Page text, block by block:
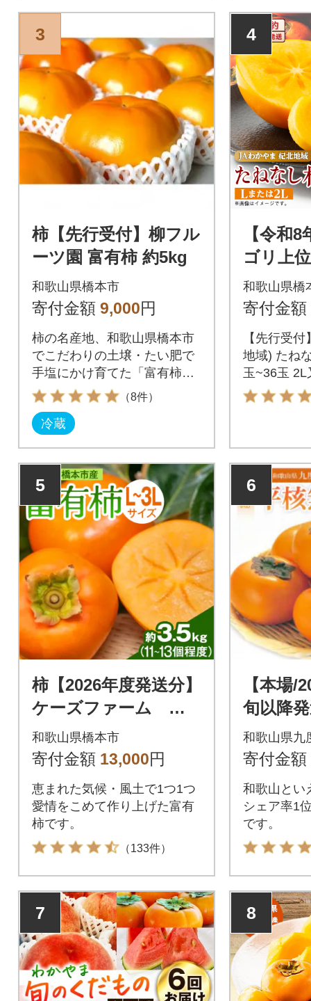
3
柿【先行受付】柳フル
ーツ園 富有柿 約5kg
和歌山県橋本市
寄付金額 9,000円
柿の名産地、和歌山県橋本市
でこだわりの土壌・たい肥で
手塩にかけ育てた「富有柿」
をぜひご堪能下さい。
（8件）
冷蔵
4
【令和
ゴリ上
かやま(
ねなし
和歌山県橋
寄付金額
【先行受
地域) たね
玉~36玉 2L
5
柿【2026年度発送分】
ケーズファーム 富
有柿 11～13個入 約
3.5kg
和歌山県橋本市
寄付金額 13,000円
恵まれた気候・風土で1つ1つ
愛情をこめて作り上げた富有
柿です。
（133件）
6
【本場/
旬以降
産 平核
用〉満
和歌山県九
寄付金額
和歌山とい
シェア率1
です。
7 8